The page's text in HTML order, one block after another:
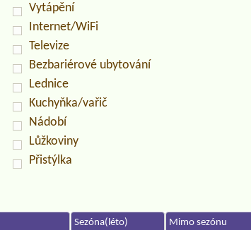
Vytápění
Internet/WiFi
Televize
Bezbariérové ubytování
Lednice
Kuchyňka/vařič
Nádobí
Lůžkoviny
Přistýlka
Sezóna(léto) Mimo sezónu